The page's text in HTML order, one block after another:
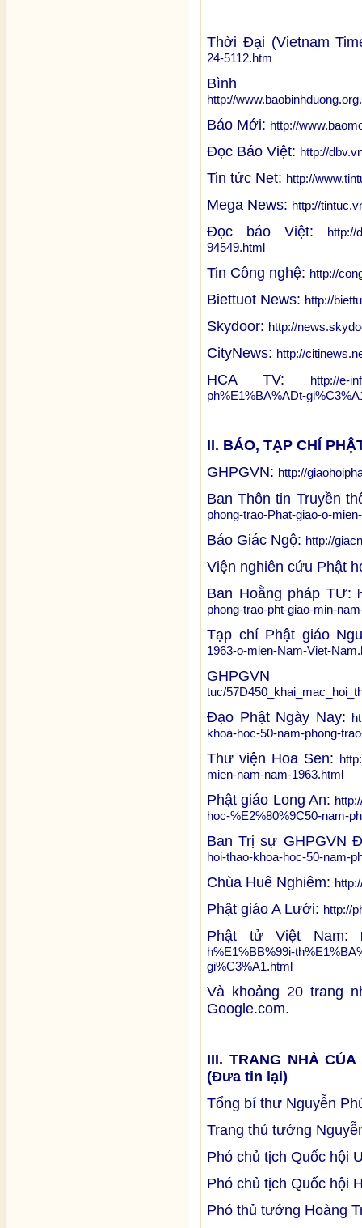
Thời Đại (Vietnam
24-5112.htm
http://
Báo Mới: http://
Đọc Báo Việt: http://
Tin tức Net: http://
Mega News: http://
Đọc báo Việt:
http://
94549.html
Tin Công nghệ: http://
Biettuot News: http://
Skydoor: http://
CityNews: http://
HCA TV:
http://e-
ph%E1%BA%ADt-
II. BÁO, TẠP CHÍ
GHPGVN: http://
Ban Thôn tin Truyền
phong-trao-Phat-giao-o-
Báo Giác Ngộ: http://
Viện nghiên cứu Phật
Ban Hoằng pháp TƯ:
phong-trao-pht-giao-min-
Tạp chí Phật giáo
1963-o-mien-Nam-Viet-
tuc/
Đạo Phật Ngày Nay:
khoa-hoc-50-nam-phong-
Thư viện Hoa Sen:
mien-nam-nam-1963.html
Phật giáo Long An:
hoc-%E2%80%9C50-nam-
Ban Trị sự GHPGVN
hoi-thao-khoa-hoc-50-nam-
Chùa Huê Nghiêm:
Phật giáo A Lưới: http://
Phật tử Việt Nam:
h%E1%BB%99i-
gi%C3%A1.html
Và khoảng 20 trang
Google.com.
III. TRANG NHÀ
(Đưa tin lại)
Tổng bí thư Nguyễn
Trang thủ tướng
Phó chủ tịch Quốc hội
Phó chủ tịch Quốc hội
Phó thủ tướng Hoàng